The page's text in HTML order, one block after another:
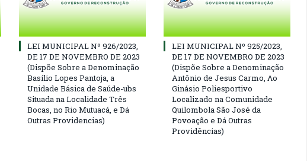
LEI MUNICIPAL Nº 926/2023,
DE 17 DE NOVEMBRO DE 2023
(Dispõe Sobre a Denominação
Basílio Lopes Pantoja, a
Unidade Básica de Saúde-ubs
Situada na Localidade Três
Bocas, no Rio Mutuacá, e Dá
Outras Providencias)
LEI MUNICIPAL Nº 925/2023,
DE 17 DE NOVEMBRO DE 2023
(Dispõe Sobre a Denominação
Antônio de Jesus Carmo, Λο
Ginásio Poliesportivo
Localizado na Comunidade
Quilombola São José da
Povoação e Dá Outras
Providências)